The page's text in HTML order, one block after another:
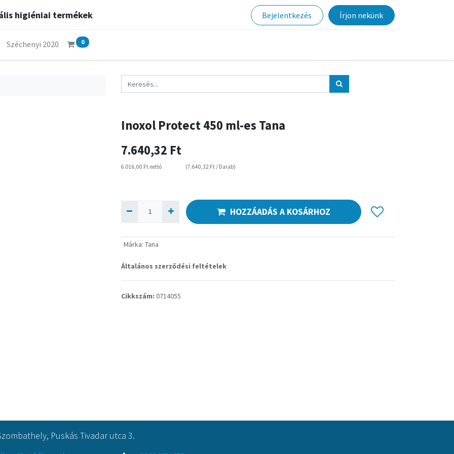
higiéniai termékek Bejelentkezés Írjon nekünk
Széchenyi 2020 0
Inoxol Protect 450 ml-es Tana
7.640,32 Ft
6.016,00 Ft nettó (7.640,32 Ft / Darab)
HOZZÁADÁS A KOSÁRHOZ
Márka: Tana
Általános szerződési feltételek
Cikkszám: 0714055
Puskás Tivadar utca 3.